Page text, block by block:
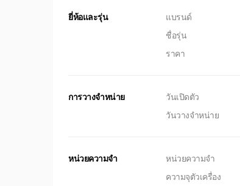
ยี่ห้อและรุ่น แบรนด์
ชื่อรุ่น
ราคา
การวางจำหน่าย วันเปิดตัว
วันวางจำหน่าย
หน่วยความจำ หน่วยความจำ
ความจุตัวเครื่อง